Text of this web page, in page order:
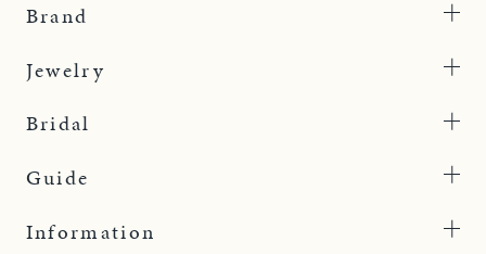
Brand
Jewelry
Bridal
Guide
Information